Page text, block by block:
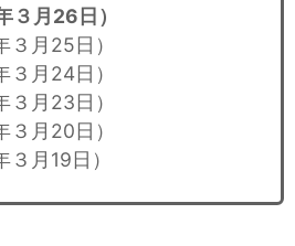
３月26日）
３月25日）
３月24日）
３月23日）
３月20日）
月19日）